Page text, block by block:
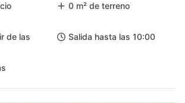
0 m² de terreno
de las
Salida hasta las 10:00